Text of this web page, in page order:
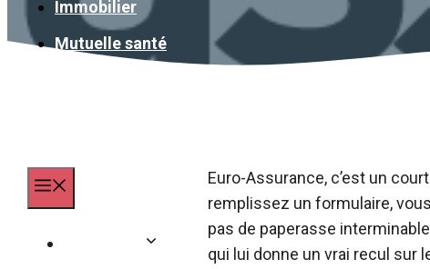
Immobilier
Mutuelle santé
Euro-Assurance, c’est un
remplissez un formulaire,
pas de paperasse
qui lui donne un vrai recul sur